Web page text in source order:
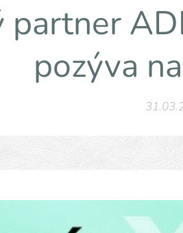
partner
pozýva